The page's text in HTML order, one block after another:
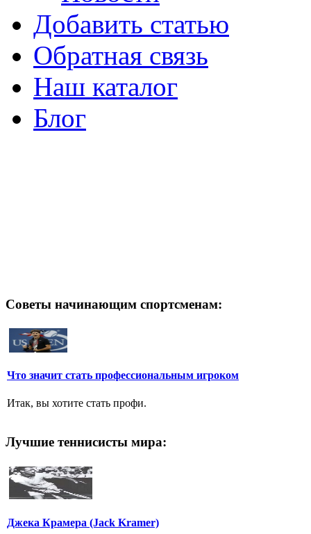
Добавить статью
Обратная связь
Наш каталог
Блог
Советы начинающим спортсменам:
Что значит стать профессиональным игроком
Итак, вы хотите стать профи.
Лучшие теннисисты мира:
Джека Крамера (Jack Kramer)